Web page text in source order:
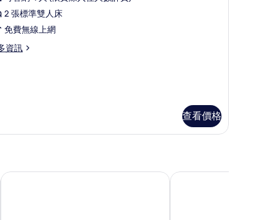
2 張標準雙人床
免費無線上網
資訊
查看價格
Åhus Brygga Apartment Hotel 亞拉索夫高爾夫球渡假